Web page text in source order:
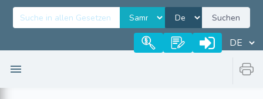
Suchen